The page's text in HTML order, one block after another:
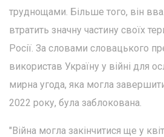
труднощами. Більше того, він
втратить значну частину своїх
Росії. За словами словацького
використав Україну у війні для
мирна угода, яка могла
2022 року, була заблокована.
"Війна могла закінчитися ще у